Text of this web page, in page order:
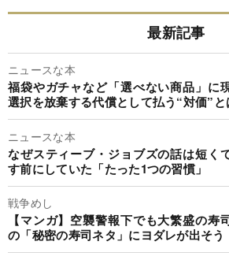
最新記事
ニュースな本
福袋やガチャなど「選べない商品」に
選択を放棄する代償として払う“対価”と
ニュースな本
なぜスティーブ・ジョブズの話は短く
す前にしていた「たった1つの習慣」
戦争めし
【マンガ】空襲警報下でも大繁盛の寿
の「秘密の寿司ネタ」にヨダレが出そう